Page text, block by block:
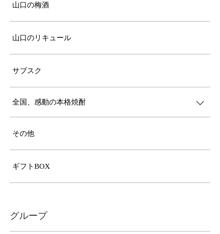
山口の梅酒
山口のリキュール
サブスク
全国、感動の本格焼酎
その他
ギフトBOX
グループ